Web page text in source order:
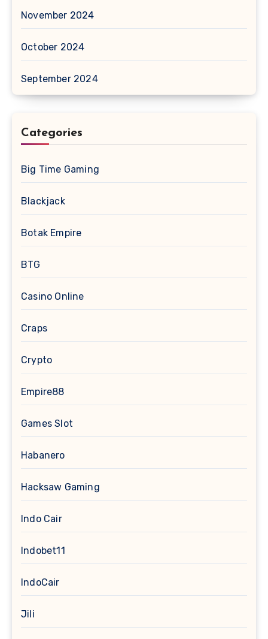
November 2024
October 2024
September 2024
Categories
Big Time Gaming
Blackjack
Botak Empire
BTG
Casino Online
Craps
Crypto
Empire88
Games Slot
Habanero
Hacksaw Gaming
Indo Cair
Indobet11
IndoCair
Jili